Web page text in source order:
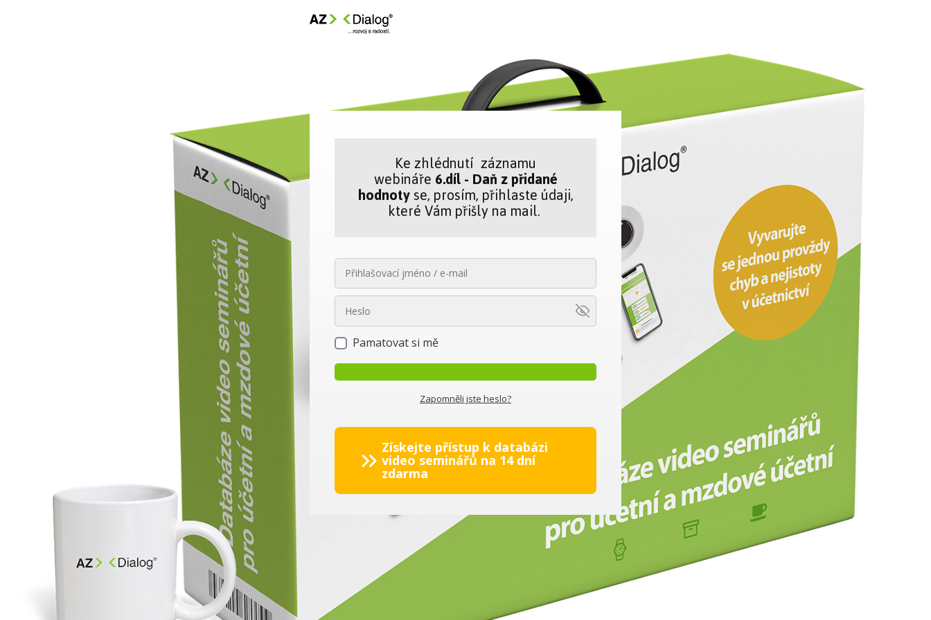
Ke zhlédnutí záznamu
webináře6.díl - Daň z přidané
hodnotyse, prosím, přihlaste údaji,
které Vám přišly na mail.
Pamatovat si mě
Zapomněli jste heslo?
Získejte přístup k databázi
video seminářů na 14 dní
zdarma